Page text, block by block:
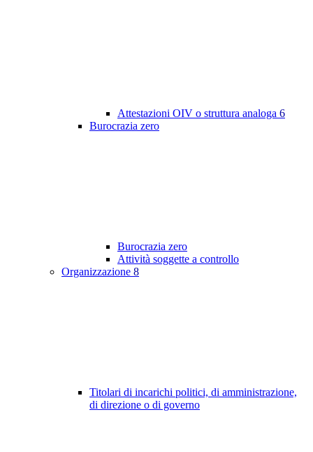
Attestazioni OIV o struttura analoga 6
Burocrazia zero
Burocrazia zero
Attività soggette a controllo
Organizzazione 8
Titolari di incarichi politici, di amministrazione,
di direzione o di governo